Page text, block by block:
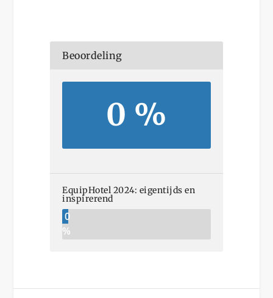
Beoordeling
0 %
EquipHotel 2024: eigentijds en
inspirerend
0
%